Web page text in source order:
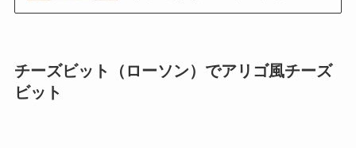
チーズビット（ローソン）でアリゴ風チーズ
ビット